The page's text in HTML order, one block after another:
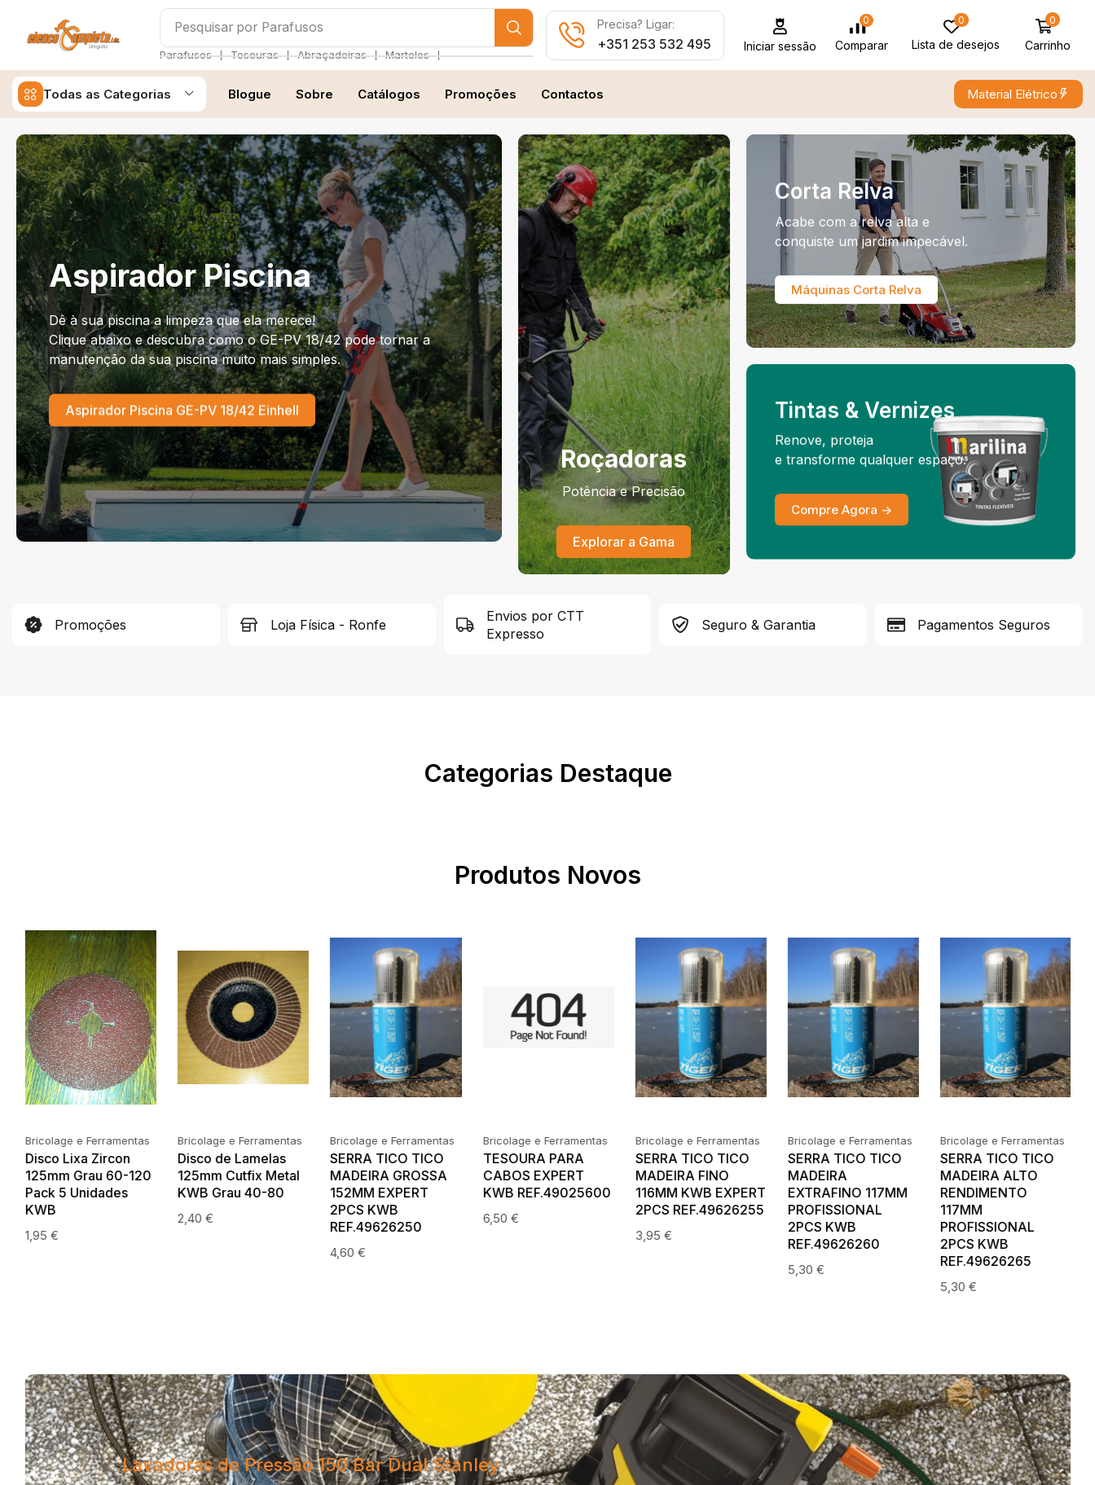
Pesquisar por Martelos
Parafusos ❘ Tesouras ❘ Abraçadeiras ❘ Martelos ❘
Precisa? Ligar:
+351 253 532 495 Iniciar sessão
0
Comparar
0
Lista de desejos
0
Carrinho
Blogue Sobre Catálogos Promoções Contactos
Todas as Categorias Material Elétrico
Aspirador Piscina
Dê à sua piscina a limpeza que ela merece!
Clique abaixo e descubra como o GE-PV 18/42 pode tornar a
manutenção da sua piscina muito mais simples.
Aspirador Piscina GE-PV 18/42 Einhell
Roçadoras
Potência e Precisão
Explorar a Gama
Corta Relva
Acabe com a relva alta e
conquiste um jardim impecável.
Máquinas Corta Relva
Tintas & Vernizes
Renove, proteja
e transforme qualquer espaço.
Compre Agora ->
Promoções Loja Física - Ronfe
Envios por CTT
Expresso
Seguro & Garantia Pagamentos Seguros
Categorias Destaque
Produtos Novos
Bricolage e Ferramentas
Disco de Lamelas
125mm Cutfix Metal
KWB Grau 40-80
2,40€
Bricolage e Ferramentas
SERRA TICO TICO
MADEIRA GROSSA
152MM EXPERT
2PCS KWB
REF.49626250
Bricolage e Ferramentas
TESOURA PARA
CABOS EXPERT
KWB REF.49025600
6,50€
Bricolage e Ferramentas
SERRA TICO TICO
MADEIRA FINO
116MM KWB EXPERT
2PCS REF.49626255
Bricolage e Ferramentas
SERRA TICO TICO
MADEIRA
EXTRAFINO 117MM
PROFISSIONAL
2PCS KWB
REF.49626260
Bricolage e Ferramentas
SERRA TICO TICO
MADEIRA ALTO
RENDIMENTO
117MM
PROFISSIONAL
2PCS KWB
REF.49626265
Bricolage e Ferramentas
SERRA CRANEANA
25MM BIM.8%COB.
KWB REF.49598025
7,50€
Potência e desempenho para os trabalhos mais exigentes.